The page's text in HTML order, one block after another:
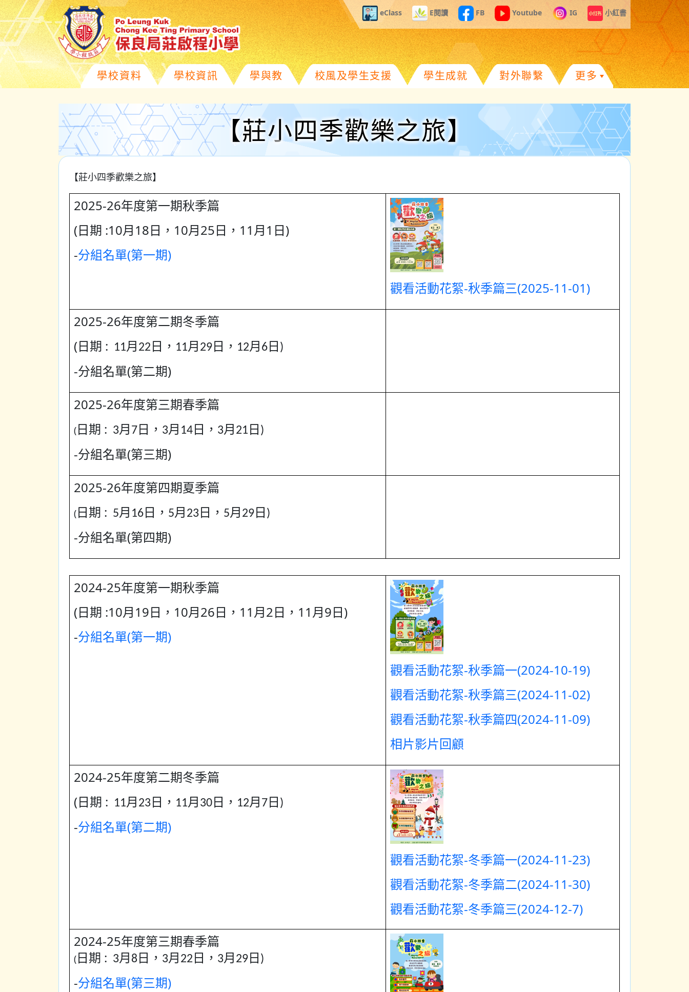
eClass E閱讀 FB Youtube IG 小紅書
學校資料 學校資訊 學與教 校風及學生支援 學生成就 對外聯繫 更多
【莊小四季歡樂之旅】
【莊小四季歡樂之旅】
2025-26年度第一期秋季篇
(日期 :10月18日，10月25日，11月1日)
-分組名單(第一期)
觀看活動花絮-秋季篇三(2025-11-01)
2025-26年度第二期冬季篇
(日期 : 11月22日，11月29日，12月6日)
-分組名單(第二期)
2025-26年度第三期春季篇
(日期 : 3月7日，3月14日，3月21日)
-分組名單(第三期)
2025-26年度第四期夏季篇
(日期 : 5月16日，5月23日，5月29日)
-分組名單(第四期)
2024-25年度第一期秋季篇
(日期 :10月19日，10月26日，11月2日，11月9日)
-分組名單(第一期)
觀看活動花絮-秋季篇一(2024-10-19)
觀看活動花絮-秋季篇三(2024-11-02)
觀看活動花絮-秋季篇四(2024-11-09)
相片影片回顧
2024-25年度第二期冬季篇
(日期 : 11月23日，11月30日，12月7日)
-分組名單(第二期)
觀看活動花絮-冬季篇一(2024-11-23)
觀看活動花絮-冬季篇二(2024-11-30)
觀看活動花絮-冬季篇三(2024-12-7)
2024-25年度第三期春季篇
(日期 : 3月8日，3月22日，3月29日)
-分組名單(第三期)